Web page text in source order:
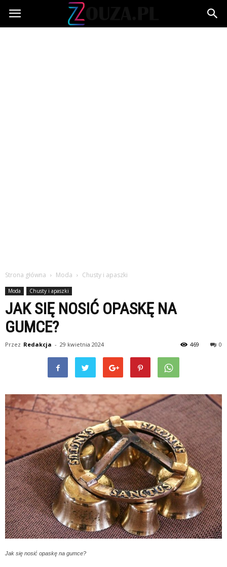
Zouza.pl
Strona główna Moda Chusty i apaszki
Moda Chusty i apaszki
JAK SIĘ NOSIĆ OPASKĘ NA
GUMCE?
Przez Redakcja - 29 kwietnia 2024 0
469
Jak się nosić opaskę na gumce?